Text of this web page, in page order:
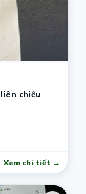
chiểu
Xem chi tiết →